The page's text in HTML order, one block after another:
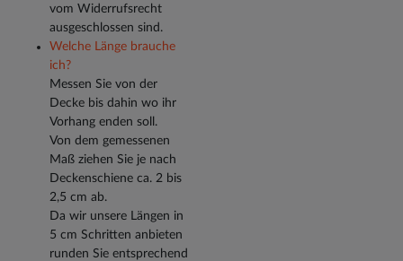
vom Widerrufsrecht
ausgeschlossen sind.
Welche Länge brauche
ich?
Messen Sie von der
Decke bis dahin wo ihr
Vorhang enden soll.
Von dem gemessenen
Maß ziehen Sie je nach
Deckenschiene ca. 2 bis
2,5 cm ab.
Da wir unsere Längen in
5 cm Schritten anbieten
runden Sie entsprechend